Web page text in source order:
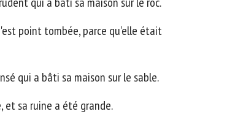
point tombée, parce qu'elle était
qui a bâti sa maison sur le sable.
sa ruine a été grande.